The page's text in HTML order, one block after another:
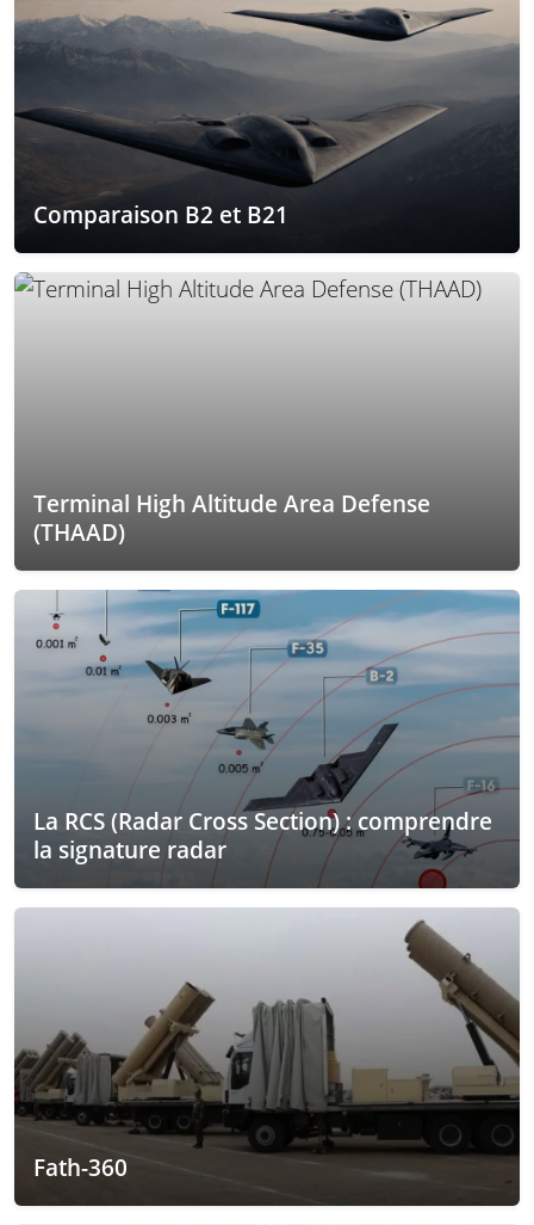
Comparaison B2 et B21
Terminal High Altitude Area Defense
(THAAD)
La RCS (Radar Cross Section) : comprendre
la signature radar
Fath-360